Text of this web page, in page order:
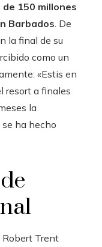
150 millones
Barbados. De
la final de su
como un
«Estis en
resort a finales
la
ha hecho
Robert Trent